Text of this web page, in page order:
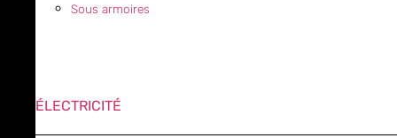
Sous armoires
ÉLECTRICITÉ